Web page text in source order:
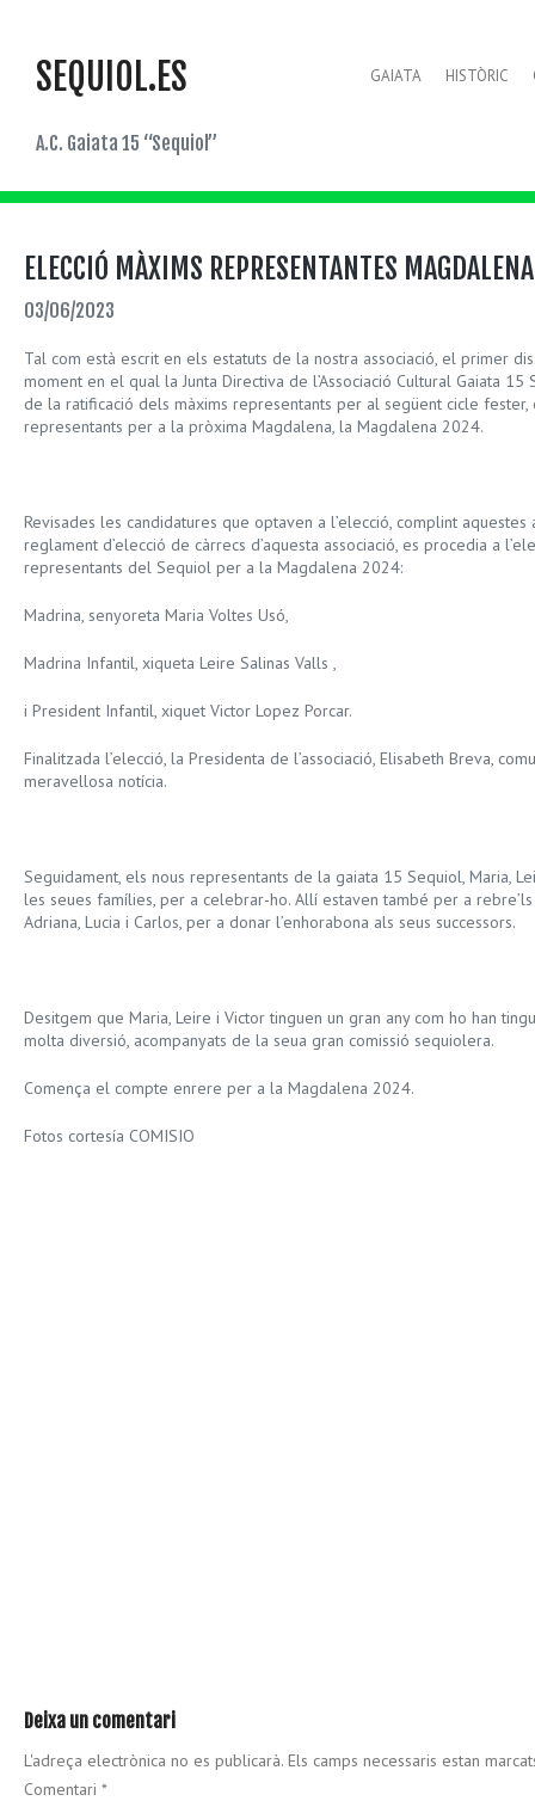
SEQUIOL.ES
A.C. Gaiata 15 “Sequiol”
GAIATA HISTÒRIC
ELECCIÓ MÀXIMS REPRESENTANTES
03/06/2023
Tal com està escrit en els estatuts de la nostra associació, el primer
moment en el qual la Junta Directiva de l’Associació Cultural Gaiata
de la ratificació dels màxims representants per al següent cicle
representants per a la pròxima Magdalena, la Magdalena 2024.
Revisades les candidatures que optaven a l’elecció, complint
reglament d’elecció de càrrecs d’aquesta associació, es procedia a
representants del Sequiol per a la Magdalena 2024:
Madrina, senyoreta Maria Voltes Usó,
Madrina Infantil, xiqueta Leire Salinas Valls ,
i President Infantil, xiquet Victor Lopez Porcar.
Finalitzada l’elecció, la Presidenta de l’associació, Elisabeth Breva,
meravellosa notícia.
Seguidament, els nous representants de la gaiata 15 Sequiol, Maria,
les seues famílies, per a celebrar-ho. Allí estaven també per a
Adriana, Lucia i Carlos, per a donar l’enhorabona als seus successors.
Desitgem que Maria, Leire i Victor tinguen un gran any com ho han
molta diversió, acompanyats de la seua gran comissió sequiolera.
Comença el compte enrere per a la Magdalena 2024.
Fotos cortesía COMISIO
Deixa un comentari
L'adreça electrònica no es publicarà. Els camps necessaris estan
Comentari *